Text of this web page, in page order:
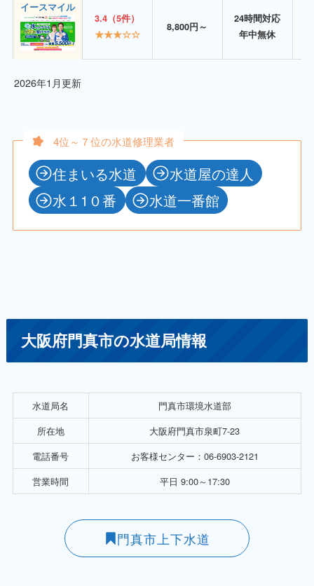
イースマイル
3.4（5件）
★★★☆☆
8,800円～
24時間対応
年中無休
2026年1月更新
4位～７位の水道修理業者
住まいる水道
水道屋の達人
水１1０番
水道一番館
大阪府門真市の水道局情報
水道局名
門真市環境水道部
所在地
大阪府門真市泉町7-23
電話番号
お客様センター：06-6903-2121
営業時間
平日 9:00～17:30
門真市上下水道